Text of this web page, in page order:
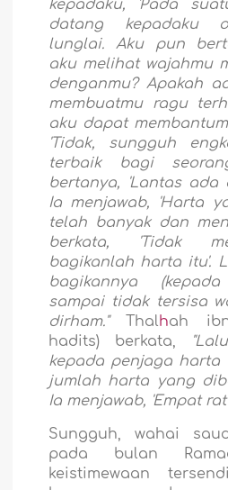
kepadaku, 'Pada
datang kepadaku
lunglai. Aku pun
aku melihat wajahmu
denganmu? Apakah
membuatmu ragu
aku dapat
'Tidak, sungguh
terbaik bagi
bertanya, 'Lantas ada
Ia menjawab, 'Harta
telah banyak dan
berkata, 'Tidak
bagikanlah harta itu'.
bagikannya
sampai tidak tersisa
dirham."Thalhah
hadits) berkata,
kepada penjaga harta
jumlah harta yang
Ia menjawab, 'Empat
Sungguh, wahai
pada bulan
keistimewaan